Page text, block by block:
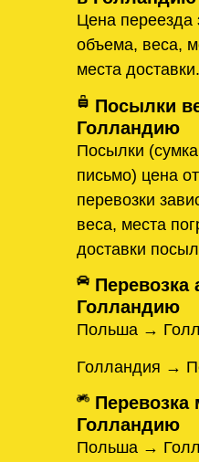
Цена переезда
объема, веса,
места доставки.
Посылки
Голландию
Посылки
письмо) цена
перевозки
веса, места
доставки
Перевозка
Голландию
Польша →
Голландия →
Перевозка
Голландию
Польша →